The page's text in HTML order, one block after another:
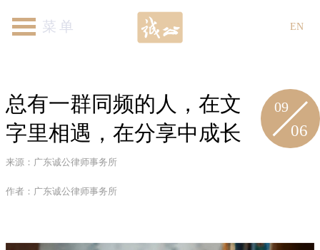
首页
关于我们
律师团队
专业领域
新闻资讯
各地机构
加入我们
联系我们 EN
总有一群同频的人，在文
字里相遇，在分享中成长​
来源：广东诚公律师事务所
作者：广东诚公律师事务所
09
06